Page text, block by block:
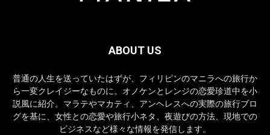
ABOUT US
普通の人生を送っていたはずが、フィリピンのマニラへの旅行か
ら一変クレイジーなものに。オノケンとレンジの恋愛珍道中を小
説風に紹介。マラテやマカティ、アンヘレスへの実際の旅行ブロ
グを基に、女性との恋愛や旅行小ネタ、夜遊びの方法、現地での
ビジネスなど様々な情報を発信します。